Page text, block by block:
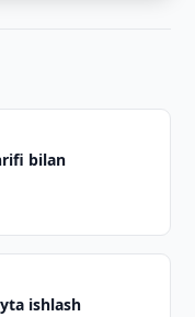
bilan
ishlash